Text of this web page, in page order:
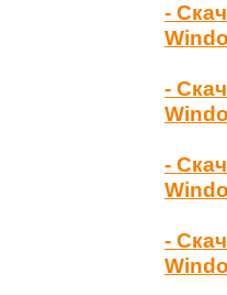
-
-
-
-